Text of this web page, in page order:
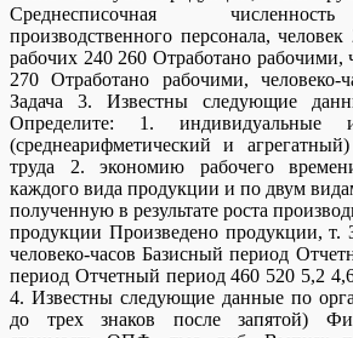
Среднесписочная
производственного персонала,
рабочих 240 260 Отработано рабочими,
270 Отработано рабочими,
Задача 3. Известны следующие
Определите: 1.
(среднеарифметический и
труда 2. экономию рабочего
каждого вида продукции и по двум
полученную в результате роста
продукции Произведено продукции, т.
человеко-часов Базисный период
период Отчетный период 460 520 5,2
4. Известны следующие данные по
до трех знаков после запятой)